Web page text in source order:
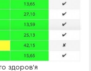
здоров’я